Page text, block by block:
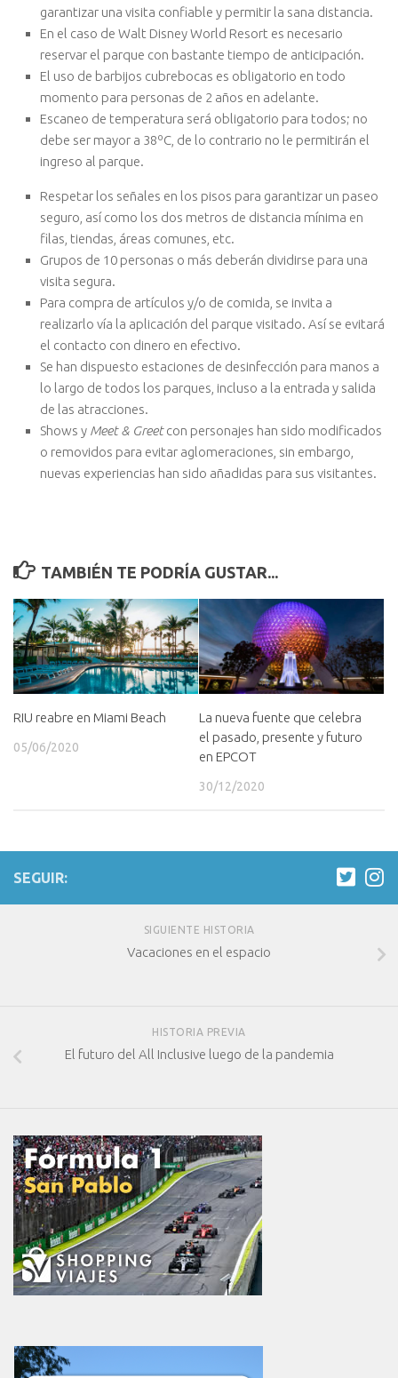
garantizar una visita confiable y permitir la sana distancia.
En el caso de Walt Disney World Resort es necesario
reservar el parque con bastante tiempo de anticipación.
El uso de barbijos cubrebocas es obligatorio en todo
momento para personas de 2 años en adelante.
Escaneo de temperatura será obligatorio para todos; no
debe ser mayor a 38ºC, de lo contrario no le permitirán el
ingreso al parque.
Respetar los señales en los pisos para garantizar un paseo
seguro, así como los dos metros de distancia mínima en
filas, tiendas, áreas comunes, etc.
Grupos de 10 personas o más deberán dividirse para una
visita segura.
Para compra de artículos y/o de comida, se invita a
realizarlo vía la aplicación del parque visitado. Así se evitará
el contacto con dinero en efectivo.
Se han dispuesto estaciones de desinfección para manos a
lo largo de todos los parques, incluso a la entrada y salida
de las atracciones.
Shows y Meet & Greetcon personajes han sido modificados
o removidos para evitar aglomeraciones, sin embargo,
nuevas experiencias han sido añadidas para sus visitantes.
TAMBIÉN TE PODRÍA GUSTAR...
RIU reabre en Miami Beach
05/06/2020
La nueva fuente que celebra
el pasado, presente y futuro
en EPCOT
30/12/2020
SEGUIR:
SIGUIENTE HISTORIA
Vacaciones en el espacio
HISTORIA PREVIA
El futuro del All Inclusive luego de la pandemia